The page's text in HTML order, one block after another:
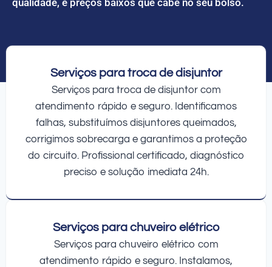
Serviços para troca de disjuntor
Serviços para troca de disjuntor com
atendimento rápido e seguro. Identificamos
falhas, substituímos disjuntores queimados,
corrigimos sobrecarga e garantimos a proteção
do circuito. Profissional certificado, diagnóstico
preciso e solução imediata 24h.
Serviços para chuveiro elétrico
Serviços para chuveiro elétrico com
atendimento rápido e seguro. Instalamos,